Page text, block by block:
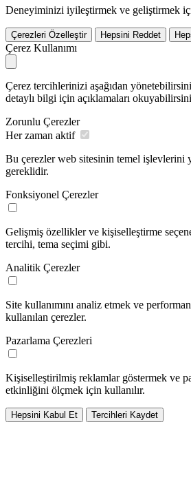
Deneyiminizi iyileştirmek ve geliştirmek
Çerezleri Özelleştir Hepsini Reddet
Çerez Kullanımı
Çerez tercihlerinizi aşağıdan
detaylı bilgi için açıklamaları
Zorunlu Çerezler
Her zaman aktif
Bu çerezler web sitesinin temel işlevlerini
gereklidir.
Fonksiyonel Çerezler
Gelişmiş özellikler ve kişiselleştirme
tercihi, tema seçimi gibi.
Analitik Çerezler
Site kullanımını analiz etmek ve
kullanılan çerezler.
Pazarlama Çerezleri
Kişiselleştirilmiş reklamlar göstermek ve
etkinliğini ölçmek için kullanılır.
Hepsini Kabul Et Tercihleri Kaydet